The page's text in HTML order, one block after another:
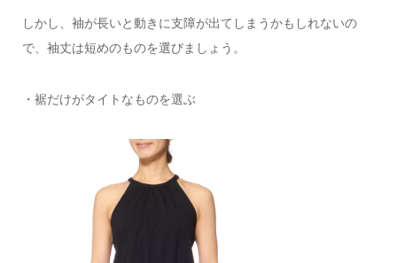
しかし、袖が長いと動きに支障が出てしまうかもしれないの
で、袖丈は短めのものを選びましょう。
・裾だけがタイトなものを選ぶ